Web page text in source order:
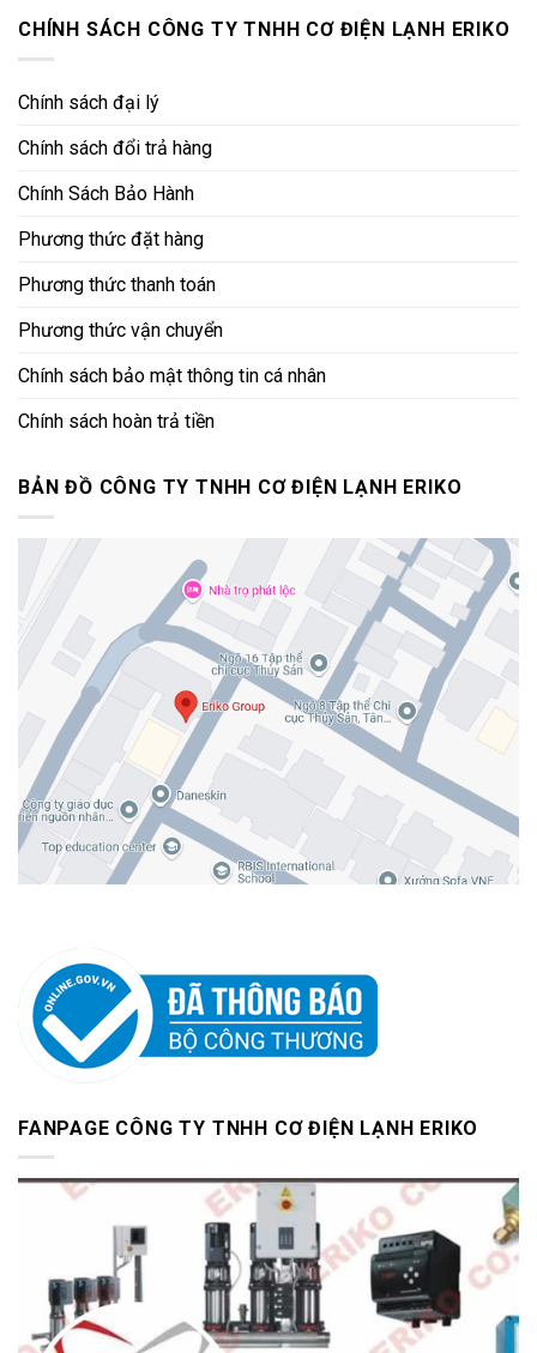
CHÍNH SÁCH CÔNG TY TNHH CƠ ĐIỆN LẠNH ERIKO
Chính sách đại lý
Chính sách đổi trả hàng
Chính Sách Bảo Hành
Phương thức đặt hàng
Phương thức thanh toán
Phương thức vận chuyển
Chính sách bảo mật thông tin cá nhân
Chính sách hoàn trả tiền
BẢN ĐỒ CÔNG TY TNHH CƠ ĐIỆN LẠNH ERIKO
FANPAGE CÔNG TY TNHH CƠ ĐIỆN LẠNH ERIKO